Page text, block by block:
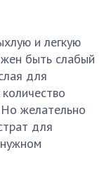
и легкую
быть слабый
для
желательно
для